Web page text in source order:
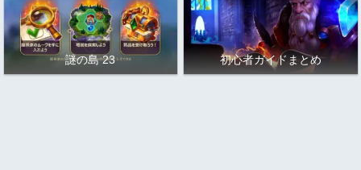
謎の島 23 初心者ガイドまとめ